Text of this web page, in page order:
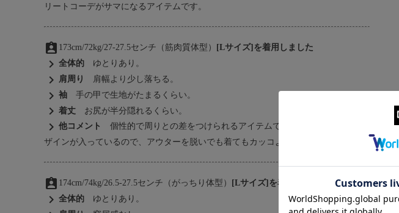
リートコーデがサマになるアイテムです。
assignment_ind 173cm/72kg/27-27.5センチ（筋肉質体型） [Lサイズ]を着用しました
chevron_right 全体的 ゆとりあり。
chevron_right 肩周り 肩幅より少し落ちる。
chevron_right 袖 手の甲で生地がたまるくらい。
chevron_right 着丈 お尻が半分隠れるくらい。
chevron_right 他コメント 個性的で周りとの差をつけられるアイテムです。前後どちらにもデ
ザインが入っているので、アウターを脱いでも着てもカッコよく着られます。
assignment_ind 174cm/74kg/26.5-27.5センチ（がっちり体型） [Lサイズ]を着用しました
chevron_right 全体的 ゆとりあり。